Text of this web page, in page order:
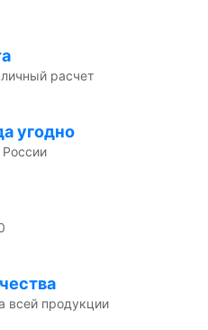
расчет
угодно
всей продукции